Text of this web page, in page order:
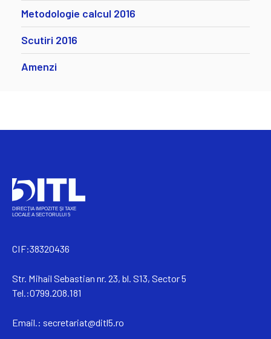
Metodologie calcul 2016
Scutiri 2016
Amenzi
CIF:38320436
Str. Mihail Sebastian nr. 23, bl. S13, Sector 5
Tel.:0799.208.181
Email.: secretariat@ditl5.ro